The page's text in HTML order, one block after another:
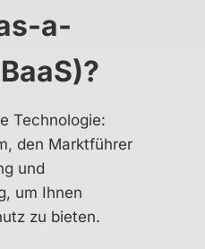
a-
Technologie:
den Marktführer
und
um Ihnen
zu bieten.